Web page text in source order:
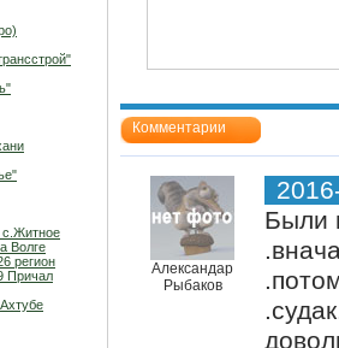
с.Житное
Волге
регион
Причал
Комментарии
Александар
Рыбаков
Были